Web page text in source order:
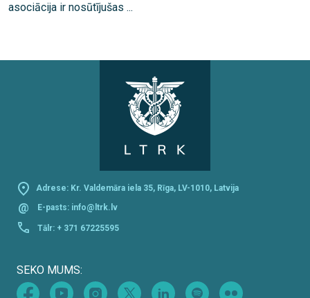
asociācija ir nosūtījušas ...
Adrese: Kr. Valdemāra iela 35, Rīga, LV-1010, Latvija
@ E-pasts: info@ltrk.lv
Tālr: + 371 67225595
SEKO MUMS: